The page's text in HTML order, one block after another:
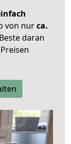
von nurca.
daran